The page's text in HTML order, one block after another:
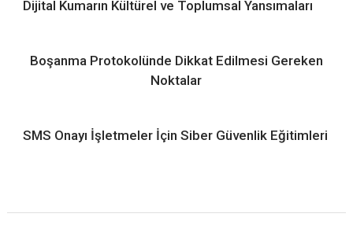
Dijital Kumarın Kültürel ve Toplumsal Yansımaları
Boşanma Protokolünde Dikkat Edilmesi Gereken
Noktalar
SMS Onayı İşletmeler İçin Siber Güvenlik Eğitimleri